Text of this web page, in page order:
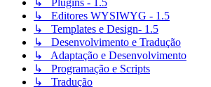
↳ Plugins - 1.5
↳ Editores WYSIWYG - 1.5
↳ Templates e Design- 1.5
↳ Desenvolvimento e Tradução
↳ Adaptação e Desenvolvimento
↳ Programação e Scripts
↳ Tradução